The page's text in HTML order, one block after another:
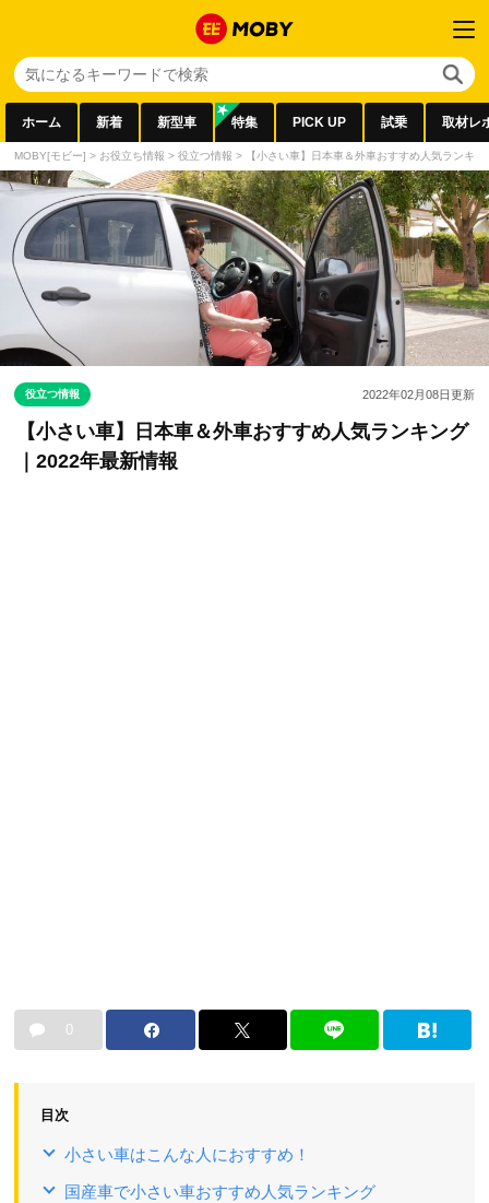
ホーム 新着 新型車 特集 PICK UP 試乗 取材レ
MOBY[モビー] > お役立ち情報 > 役立つ情報 > 【小さい車】日本車＆外車おすすめ人気ランキ
役立つ情報 2022年02月08日更新
【小さい車】日本車＆外車おすすめ人気ランキング
｜2022年最新情報
0
目次
小さい車はこんな人におすすめ！
国産車で小さい車おすすめ人気ランキング